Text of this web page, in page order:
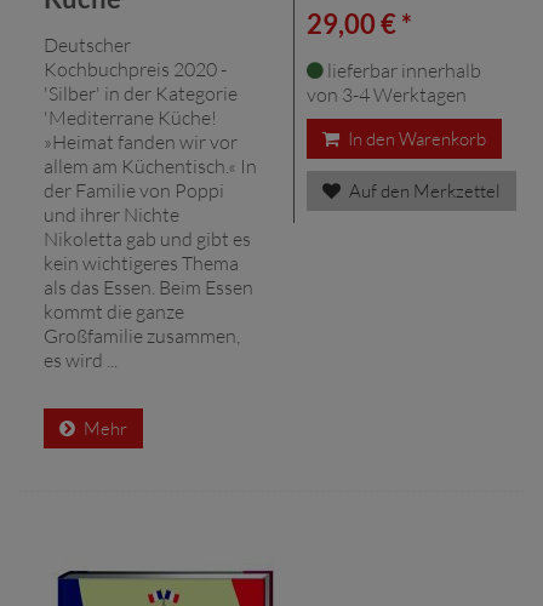
Deutscher
Kochbuchpreis 2020 -
'Silber' in der Kategorie
'Mediterrane Küche!
»Heimat fanden wir vor
allem am Küchentisch.« In
der Familie von Poppi
und ihrer Nichte
Nikoletta gab und gibt es
kein wichtigeres Thema
als das Essen. Beim Essen
kommt die ganze
Großfamilie zusammen,
es wird ...
Mehr
29,00 € *
lieferbar innerhalb
von 3-4 Werktagen
In den Warenkorb
Auf den Merkzettel